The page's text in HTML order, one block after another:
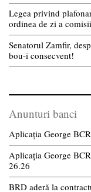
Legea privind
ordinea de zi a
Senatorul Zamfir,
bou-i consecvent!
Anunturi banci
Aplicația George
Aplicația George
26.26
BRD aderă la